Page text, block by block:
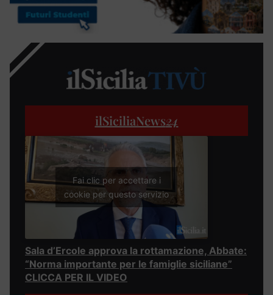
ilSiciliaNews24
Fai clic per accettare i
cookie per questo servizio
Sala d’Ercole approva la rottamazione, Abbate:
“Norma importante per le famiglie siciliane”
CLICCA PER IL VIDEO